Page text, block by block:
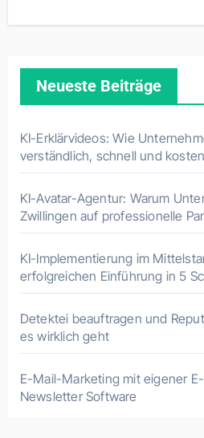
Neueste Beiträge
KI-Erklärvideos: Wie
verständlich, schnell und
KI-Avatar-Agentur: Warum
Zwillingen auf professionelle
KI-Implementierung im
erfolgreichen Einführung in 5
Detektei beauftragen und
es wirklich geht
E-Mail-Marketing mit eigener
Newsletter Software